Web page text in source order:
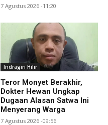
7 Agustus 2026 -11:20
Indragiri Hilir
Teror Monyet Berakhir,
Dokter Hewan Ungkap
Dugaan Alasan Satwa Ini
Menyerang Warga
7 Agustus 2026 -09:56